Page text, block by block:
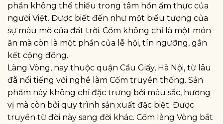
phần không thể thiếu trong tâm hồn ẩm thực của
người Việt. Được biết đến như một biểu tượng của
sự màu mỡ của đất trời. Cốm không chỉ là một món
ăn mà còn là một phần của lễ hội, tín ngưỡng, gắn
kết cộng đồng.
Làng Vòng, nay thuộc quận Cầu Giấy, Hà Nội, từ lâu
đã nổi tiếng với nghề làm Cốm truyền thống. Sản
phẩm này không chỉ đặc trưng bởi màu sắc, hương
vị mà còn bởi quy trình sản xuất đặc biệt. Được
truyền từ đời này sang đời khác. Cốm làng Vòng bắt